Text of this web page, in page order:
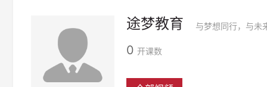
途梦教育 与梦想同行，与未
0 开课数